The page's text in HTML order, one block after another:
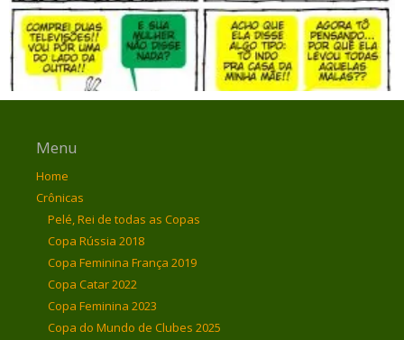
Menu
Home
Crônicas
Pelé, Rei de todas as Copas
Copa Rússia 2018
Copa Feminina França 2019
Copa Catar 2022
Copa Feminina 2023
Copa do Mundo de Clubes 2025